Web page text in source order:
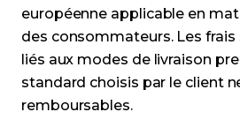
européenne applicable en
des consommateurs. Les
liés aux modes de livraison
standard choisis par le client
remboursables.